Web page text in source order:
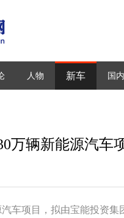
人物 新车 国内
万辆新能源汽车
车项目，拟由宝能投资